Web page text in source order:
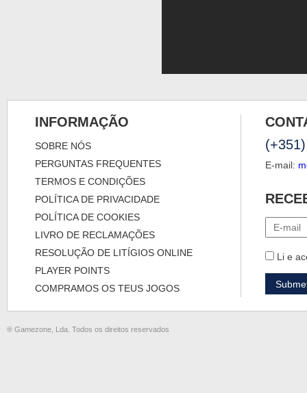
INFORMAÇÃO
SOBRE NÓS
PERGUNTAS FREQUENTES
TERMOS E CONDIÇÕES
POLÍTICA DE PRIVACIDADE
POLÍTICA DE COOKIES
LIVRO DE RECLAMAÇÕES
RESOLUÇÃO DE LITÍGIOS ONLINE
PLAYER POINTS
COMPRAMOS OS TEUS JOGOS
E-mail:
Li e
® Gamezone, Lda. Todos os direitos reservados